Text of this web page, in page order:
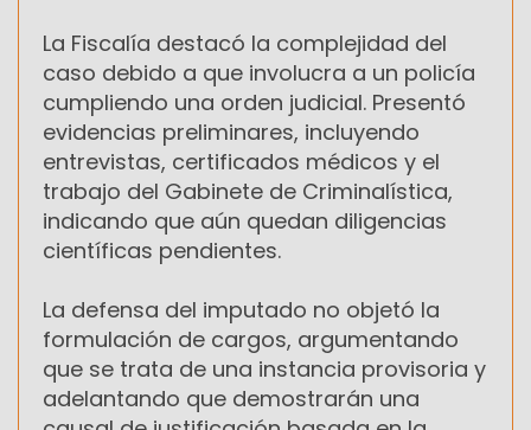
La Fiscalía destacó la complejidad del
caso debido a que involucra a un policía
cumpliendo una orden judicial. Presentó
evidencias preliminares, incluyendo
entrevistas, certificados médicos y el
trabajo del Gabinete de Criminalística,
indicando que aún quedan diligencias
científicas pendientes.
La defensa del imputado no objetó la
formulación de cargos, argumentando
que se trata de una instancia provisoria y
adelantando que demostrarán una